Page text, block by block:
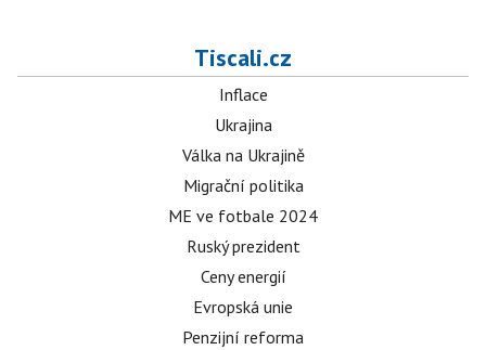
Tiscali.cz
Inflace
Ukrajina
Válka na Ukrajině
Migrační politika
ME ve fotbale 2024
Ruský prezident
Ceny energií
Evropská unie
Penzijní reforma